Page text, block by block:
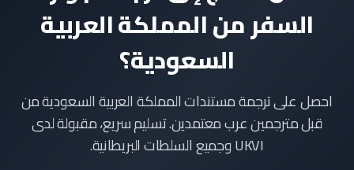
السفر من المملكة العربية
السعودية؟
احصل على ترجمة مستندات المملكة العربية السعودية من
قبل مترجمين عرب معتمدين. تسليم سريع، مقبولة لدى
UKVI وجميع السلطات البريطانية.